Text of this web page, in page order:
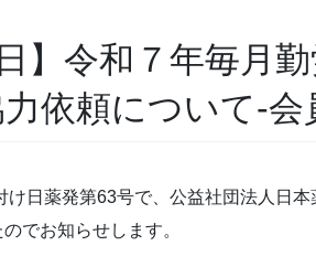
】令和７年毎月
依頼について-会
け日薬発第63号で、公益社団法人日
でお知らせします。